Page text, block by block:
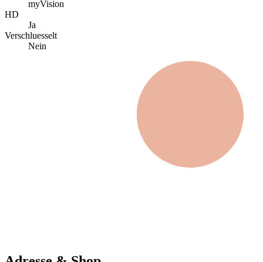
myVision
HD
Ja
Verschluesselt
Nein